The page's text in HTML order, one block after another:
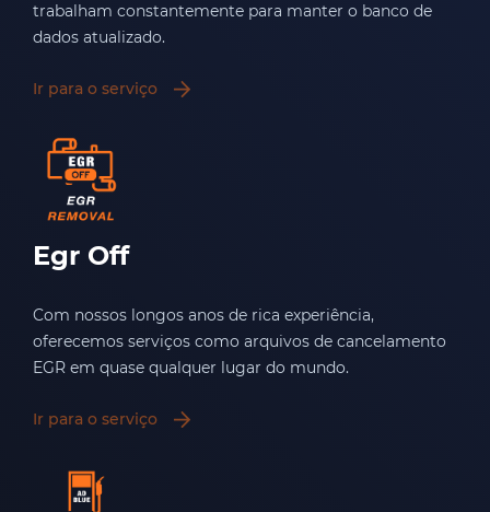
trabalham constantemente para manter o banco de
dados atualizado.
Ir para o serviço
Egr Off
Com nossos longos anos de rica experiência,
oferecemos serviços como arquivos de cancelamento
EGR em quase qualquer lugar do mundo.
Ir para o serviço